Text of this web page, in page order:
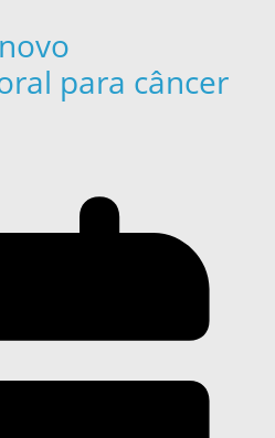
para câncer